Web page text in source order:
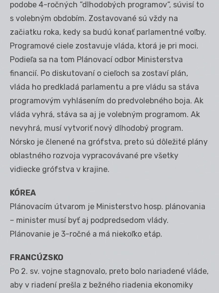
podobe 4-ročných “dlhodobých programov“, súvisí to
s volebným obdobím. Zostavované sú vždy na
začiatku roka, kedy sa budú konať parlamentné voľby.
Programové ciele zostavuje vláda, ktorá je pri moci.
Podieľa sa na tom Plánovací odbor Ministerstva
financií. Po diskutovaní o cieľoch sa zostaví plán,
vláda ho predkladá parlamentu a pre vládu sa stáva
programovým vyhlásením do predvolebného boja. Ak
vláda vyhrá, stáva sa aj je volebným programom. Ak
nevyhrá, musí vytvoriť nový dlhodobý program.
Nórsko je členené na grófstva, preto sú dôležité plány
oblastného rozvoja vypracovávané pre všetky
vidiecke grófstva v krajine.
KÓREA
Plánovacím útvarom je Ministerstvo hosp. plánovania
– minister musí byť aj podpredsedom vlády.
Plánovanie je 3-ročné a má niekoľko etáp.
FRANCÚZSKO
Po 2. sv. vojne stagnovalo, preto bolo nariadené vláde,
aby v riadení prešla z bežného riadenia ekonomiky